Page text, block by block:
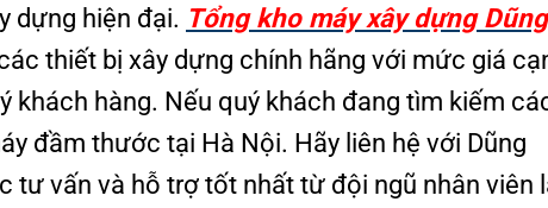
dựng hiện đại. Tổng kho máy xây dựng Dũng
thiết bị xây dựng chính hãng với mức giá
khách hàng. Nếu quý khách đang tìm kiếm
đầm thước tại Hà Nội. Hãy liên hệ với Dũng
tư vấn và hỗ trợ tốt nhất từ đội ngũ nhân viên